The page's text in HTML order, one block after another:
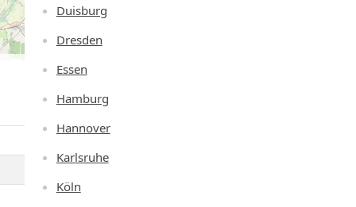
Duisburg
Dresden
Essen
Hamburg
Hannover
Karlsruhe
Köln